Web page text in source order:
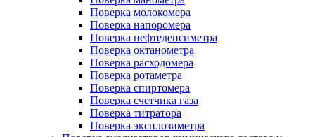
Поверка молокомера
Поверка напоромера
Поверка нефтеденсиметра
Поверка октанометра
Поверка расходомера
Поверка ротаметра
Поверка спиртомера
Поверка счетчика газа
Поверка титратора
Поверка эксплозиметра